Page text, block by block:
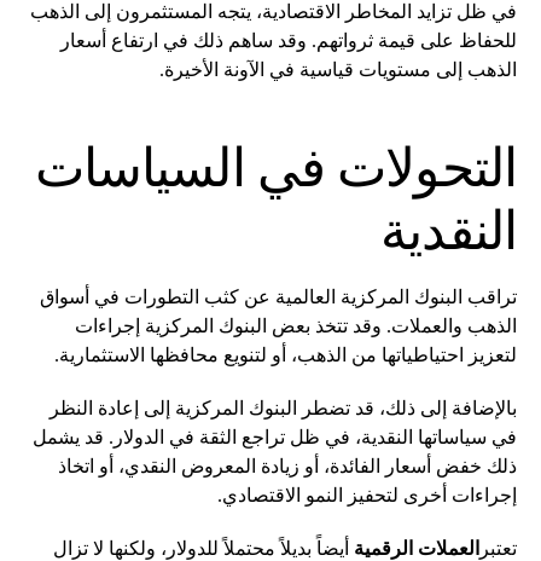
في ظل تزايد المخاطر الاقتصادية، يتجه المستثمرون إلى الذهب
للحفاظ على قيمة ثرواتهم. وقد ساهم ذلك في ارتفاع أسعار
الذهب إلى مستويات قياسية في الآونة الأخيرة.
التحولات في السياسات
النقدية
تراقب البنوك المركزية العالمية عن كثب التطورات في أسواق
الذهب والعملات. وقد تتخذ بعض البنوك المركزية إجراءات
لتعزيز احتياطياتها من الذهب، أو لتنويع محافظها الاستثمارية.
بالإضافة إلى ذلك، قد تضطر البنوك المركزية إلى إعادة النظر
في سياساتها النقدية، في ظل تراجع الثقة في الدولار. قد يشمل
ذلك خفض أسعار الفائدة، أو زيادة المعروض النقدي، أو اتخاذ
إجراءات أخرى لتحفيز النمو الاقتصادي.
تعتبر العملات الرقمية أيضاً بديلاً محتملاً للدولار، ولكنها لا تزال